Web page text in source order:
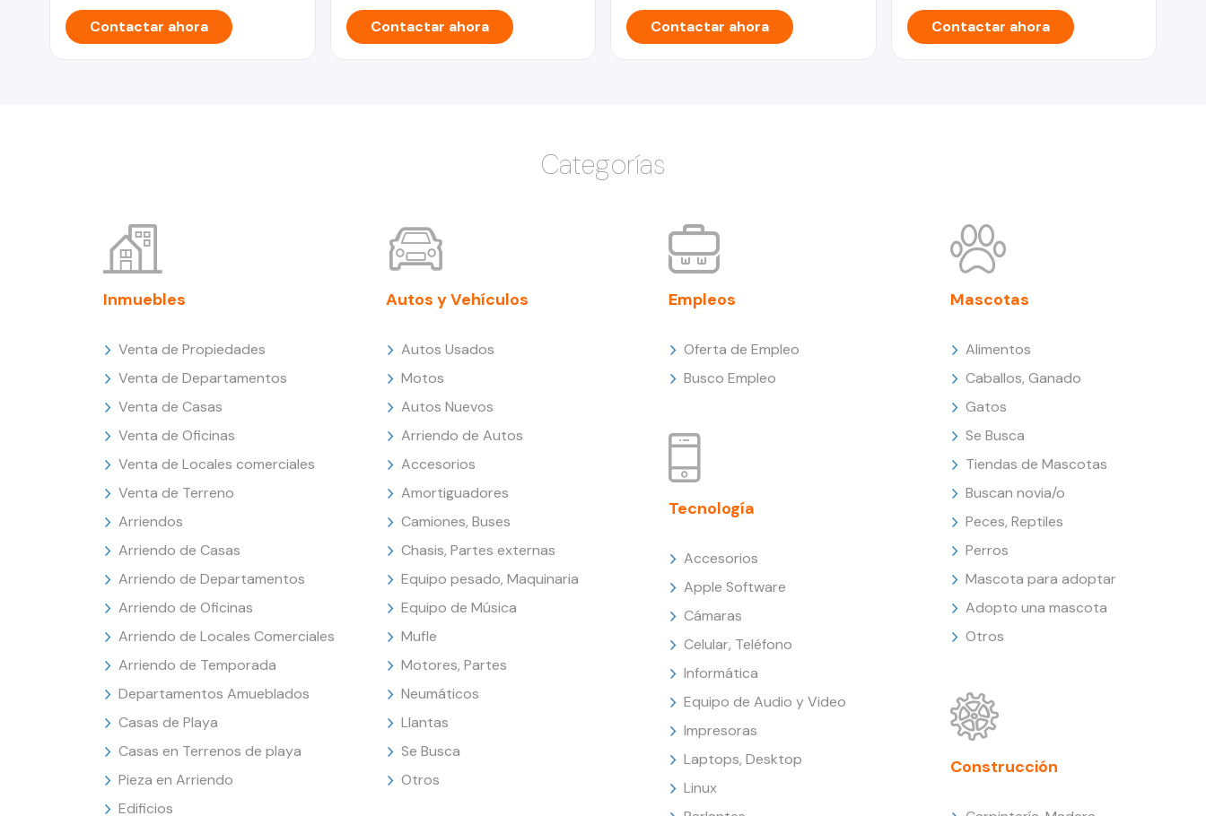
Contactar ahora Contactar ahora Contactar ahora Contactar ahora
Categorías
Inmuebles
Venta de Propiedades
Venta de Departamentos
Venta de Casas
Venta de Oficinas
Venta de Locales comerciales
Venta de Terreno
Arriendos
Arriendo de Casas
Arriendo de Departamentos
Arriendo de Oficinas
Arriendo de Locales Comerciales
Arriendo de Temporada
Departamentos Amueblados
Casas de Playa
Casas en Terrenos de playa
Pieza en Arriendo
Edificios
Autos y Vehículos
Autos Usados
Motos
Autos Nuevos
Arriendo de Autos
Accesorios
Amortiguadores
Camiones, Buses
Chasis, Partes externas
Equipo pesado, Maquinaria
Equipo de Música
Mufle
Motores, Partes
Neumáticos
Llantas
Se Busca
Otros
Empleos
Oferta de Empleo
Busco Empleo
Tecnología
Accesorios
Apple Software
Cámaras
Celular, Teléfono
Informática
Equipo de Audio y Video
Impresoras
Laptops, Desktop
Linux
Mascotas
Alimentos
Caballos, Ganado
Gatos
Se Busca
Tiendas de Mascotas
Buscan novia/o
Peces, Reptiles
Perros
Mascota para adoptar
Adopto una mascota
Otros
Construcción